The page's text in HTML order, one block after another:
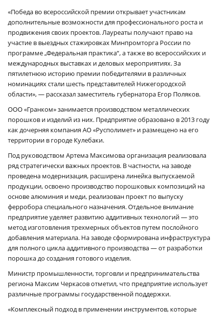
«Победа во всероссийской премии открывает участникам
дополнительные возможности для профессионального роста и
продвижения своих проектов. Лауреаты получают право на
участие в выездных стажировках Минпромторга России по
программе „Федеральная практика“, а также во всероссийских и
международных выставках и деловых мероприятиях. За
пятилетнюю историю премии победителями в различных
номинациях стали шесть представителей Нижегородской
области», — рассказал заместитель губернатора Егор Поляков.
ООО «Гранком» занимается производством металлических
порошков и изделий из них. Предприятие образовано в 2013 году
как дочерняя компания АО «Русполимет» и размещено на его
территории в городе Кулебаки.
Под руководством Артема Максимова организация реализовала
ряд стратегически важных проектов. В частности, на заводе
проведена модернизация, расширена линейка выпускаемой
продукции, освоено производство порошковых композиций на
основе алюминия и меди, реализован проект по выпуску
ферробора специального назначения. Отдельное внимание
предприятие уделяет развитию аддитивных технологий — это
метод изготовления трехмерных объектов путем послойного
добавления материала. На заводе сформирована инфраструктура
для полного цикла аддитивного производства — от разработки
порошка до создания готового изделия.
Министр промышленности, торговли и предпринимательства
региона Максим Черкасов отметил, что предприятие использует
различные программы государственной поддержки.
«Комплексный подход в применении инструментов, которые